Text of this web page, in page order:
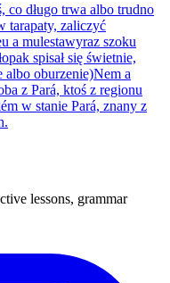
co długo trwa albo trudno
tarapaty, zaliczyć
a mulestawyraz szoku
spisał się świetnie,
albo oburzenie)Nem a
z Pará, ktoś z regionu
w stanie Pará, znany z
lessons, grammar